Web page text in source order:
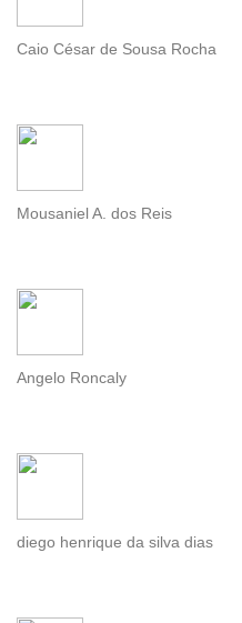
Caio César de Sousa Rocha
Mousaniel A. dos Reis
Angelo Roncaly
diego henrique da silva dias